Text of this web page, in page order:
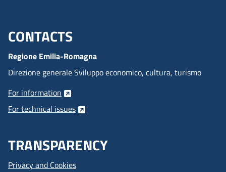
Menu footer inglese
CONTACTS
Regione Emilia-Romagna
Direzione generale Sviluppo economico, cultura, turismo
For information
For technical issues
TRANSPARENCY
Privacy and Cookies